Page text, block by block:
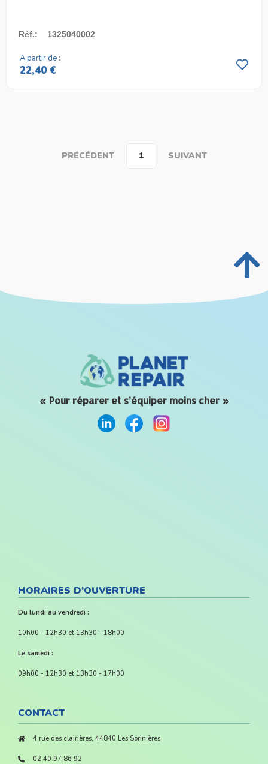
Réf.: 1325040002
A partir de :
22,40 €
PRÉCÉDENT 1 SUIVANT
« Pour réparer et s’équiper moins cher »
HORAIRES D'OUVERTURE
Du lundi au vendredi :
10h00 - 12h30 et 13h30 - 18h00
Le samedi :
09h00 - 12h30 et 13h30 - 17h00
CONTACT
4 rue des clairières, 44840 Les Sorinières
02 40 97 86 92